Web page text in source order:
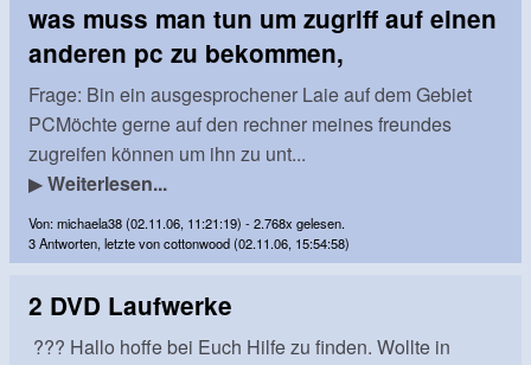
was muss man tun um zugriff auf einen
anderen pc zu bekommen,
Frage: Bin ein ausgesprochener Laie auf dem Gebiet
PCMöchte gerne auf den rechner meines freundes
zugreifen können um ihn zu unt...
▶Weiterlesen...
Von: michaela38 (02.11.06, 11:21:19) - 2.768x gelesen.
3 Antworten, letzte von cottonwood (02.11.06, 15:54:58)
2 DVD Laufwerke
??? Hallo hoffe bei Euch Hilfe zu finden. Wollte in